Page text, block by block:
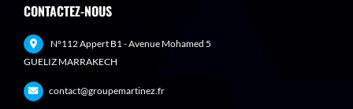
CONTACTEZ-NOUS
N°112 Appert B1 - Avenue Mohamed 5
GUELIZ MARRAKECH
contact@groupemartinez.fr